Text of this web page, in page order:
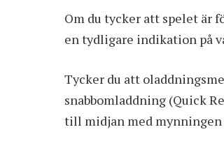
Om du tycker att spelet är
en tydligare indikation på
Tycker du att
snabbomladdning (Quick
till midjan med mynningen